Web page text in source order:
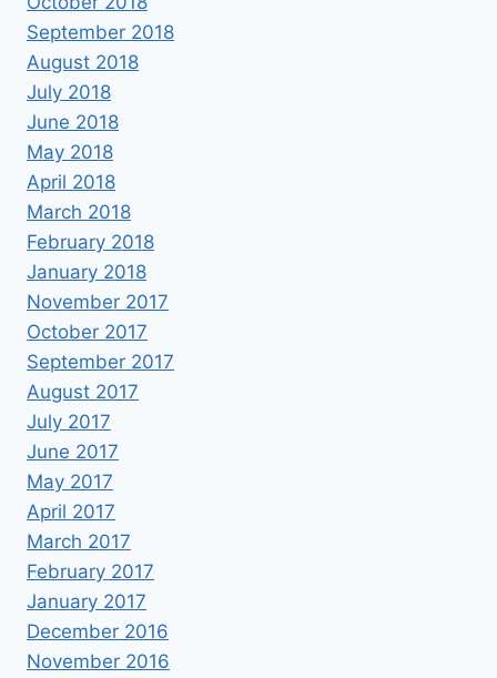
September 2018
August 2018
July 2018
June 2018
May 2018
April 2018
March 2018
February 2018
January 2018
November 2017
October 2017
September 2017
August 2017
July 2017
June 2017
May 2017
April 2017
March 2017
February 2017
January 2017
December 2016
November 2016